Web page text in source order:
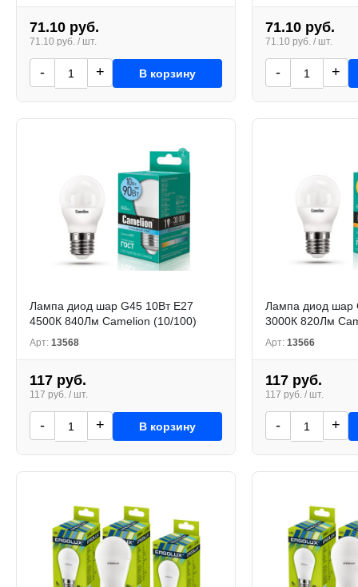
71.10 руб.
71.10 руб. / шт.
- + В корзину
71.10 руб.
71.10 руб. / шт.
- +
Лампа диод шар G45 10Вт Е27
4500К 840Лм Camelion (10/100)
Арт: 13568
117 руб.
117 руб. / шт.
- + В корзину
Лампа диод шар
3000К 820Лм
Арт: 13566
117 руб.
117 руб. / шт.
- +